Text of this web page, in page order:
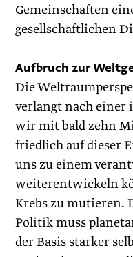
Gemeinschaften
gesellschaftlichen
Aufbruch zur
Die
verlangt nach
wir mit bald zehn
friedlich auf dieser
uns zu einem
weiterentwickeln
Krebs zu mutieren.
Politik muss
der Basis starker